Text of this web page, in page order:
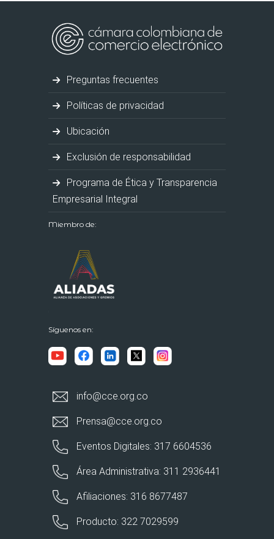
Preguntas frecuentes
Políticas de privacidad
Ubicación
Exclusión de responsabilidad
Programa de Ética y Transparencia
Empresarial Integral
Miembro de:
Síguenos en:
info@cce.org.co
Prensa@cce.org.co
Eventos Digitales: 317 6604536
Área Administrativa: 311 2936441
Afiliaciones: 316 8677487
Producto: 322 7029599